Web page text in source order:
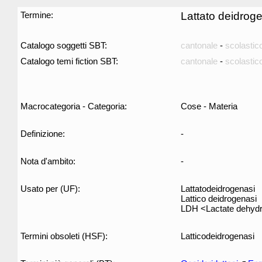
Termine: Lattato
Catalogo soggetti SBT: cantonale -
Catalogo temi fiction SBT:
cantonale -
Macrocategoria - Categoria: Cose - Materia
Definizione: -
Nota d'ambito: -
Usato per (UF):
Lattatodeidrogenasi
Lattico deidrogenasi
LDH <Lactate
Termini obsoleti (HSF): Latticodeidrogenasi